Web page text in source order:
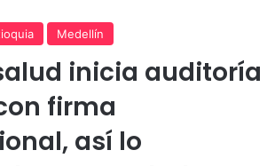
Medellín
inicia auditoría
firma
así lo